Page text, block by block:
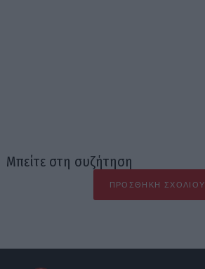
Μπείτε στη συζήτηση
ΠΡΟΣΘΉΚΗ ΣΧΟΛΊΟΥ